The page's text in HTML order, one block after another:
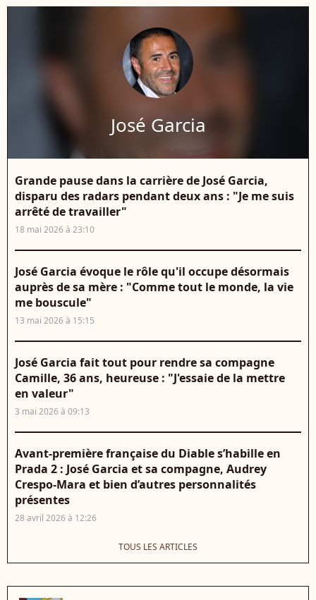
José Garcia
Grande pause dans la carrière de José Garcia,
disparu des radars pendant deux ans : "Je me suis
arrêté de travailler"
18 mai 2026 à 23:10
José Garcia évoque le rôle qu'il occupe désormais
auprès de sa mère : "Comme tout le monde, la vie
me bouscule"
13 mai 2026 à 15:15
José Garcia fait tout pour rendre sa compagne
Camille, 36 ans, heureuse : "J'essaie de la mettre
en valeur"
3 mai 2026 à 09:13
Avant-première française du Diable s’habille en
Prada 2 : José Garcia et sa compagne, Audrey
Crespo-Mara et bien d’autres personnalités
présentes
28 avril 2026 à 12:26
TOUS LES ARTICLES